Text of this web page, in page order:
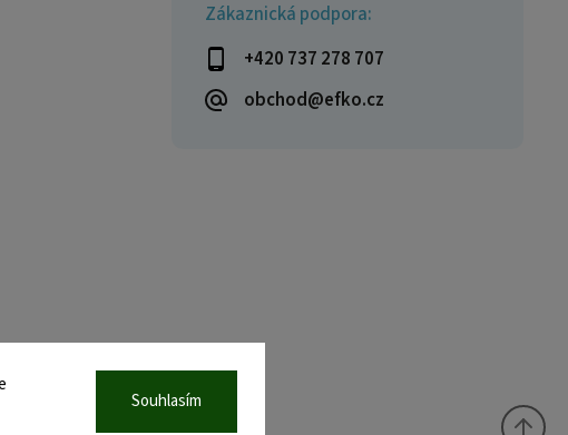
Souhlasím
Zákaznická podpora:
+420 737 278 707
obchod@efko.cz